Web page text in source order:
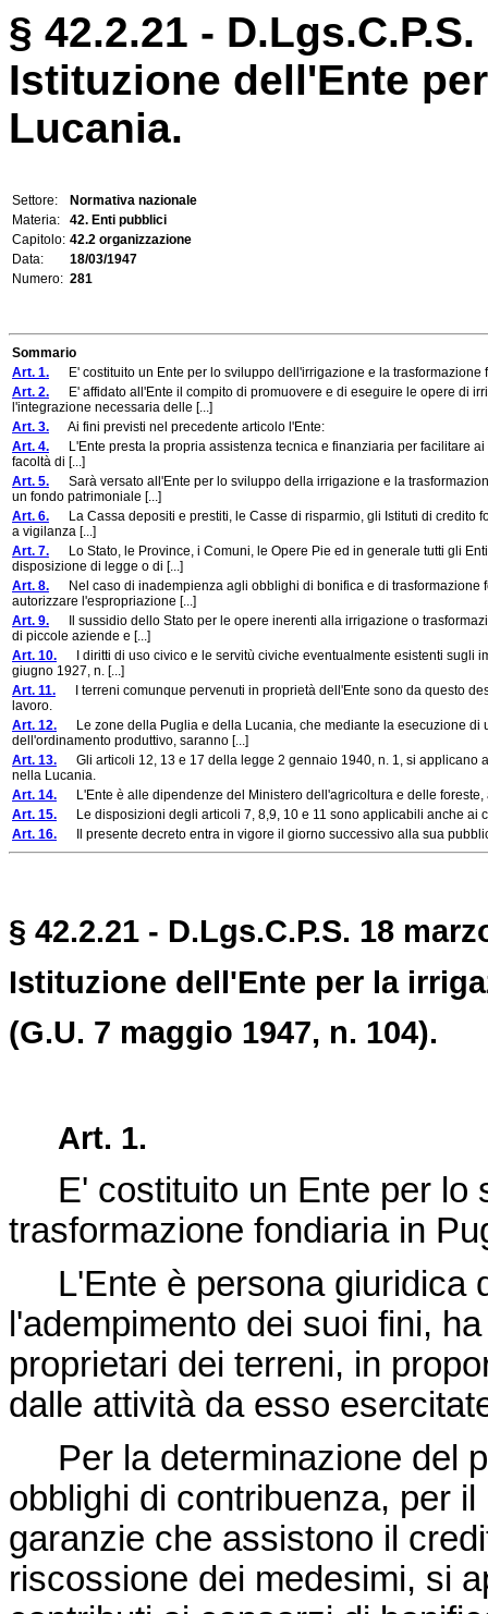
§ 42.2.21 -
Istituzione dell'Ente
Lucania.
Settore:
Normativa nazionale
Materia:
42. Enti pubblici
Capitolo: 42.2 organizzazione
Data:
18/03/1947
Numero: 281
Sommario
Art. 1. E' costituito un Ente per lo sviluppo dell'irrigazione e la trasformazione
Art. 2. E' affidato all'Ente il compito di promuovere e di eseguire le opere di
l'integrazione necessaria delle [...]
Art. 3. Ai fini previsti nel precedente articolo l'Ente:
Art. 4. L'Ente presta la propria assistenza tecnica e finanziaria per facilitare
facoltà di [...]
Art. 5. Sarà versato all'Ente per lo sviluppo della irrigazione e la
un fondo patrimoniale [...]
Art. 6. La Cassa depositi e prestiti, le Casse di risparmio, gli Istituti di credito
a vigilanza [...]
Art. 7. Lo Stato, le Province, i Comuni, le Opere Pie ed in generale tutti gli
disposizione di legge o di [...]
Art. 8. Nel caso di inadempienza agli obblighi di bonifica e di trasformazione
autorizzare l'espropriazione [...]
Art. 9. Il sussidio dello Stato per le opere inerenti alla irrigazione o
di piccole aziende e [...]
Art. 10. I diritti di uso civico e le servitù civiche eventualmente esistenti sugli
giugno 1927, n. [...]
Art. 11. I terreni comunque pervenuti in proprietà dell'Ente sono da questo
lavoro.
Art. 12. Le zone della Puglia e della Lucania, che mediante la esecuzione di
dell'ordinamento produttivo, saranno [...]
Art. 13. Gli articoli 12, 13 e 17 della legge 2 gennaio 1940, n. 1, si applicano
nella Lucania.
Art. 14. L'Ente è alle dipendenze del Ministero dell'agricoltura e delle
Art. 15. Le disposizioni degli articoli 7, 8,9, 10 e 11 sono applicabili anche ai
Art. 16. Il presente decreto entra in vigore il giorno successivo alla sua
§ 42.2.21 - D.Lgs.C.P.S. 18
Istituzione dell'Ente per la
(G.U. 7 maggio 1947, n. 104).
Art. 1.
E' costituito un Ente per lo
trasformazione fondiaria in
L'Ente è persona giuridica
l'adempimento dei suoi fini,
proprietari dei terreni, in
dalle attività da esso
Per la determinazione del
obblighi di contribuenza, per
garanzie che assistono il
riscossione dei medesimi, si